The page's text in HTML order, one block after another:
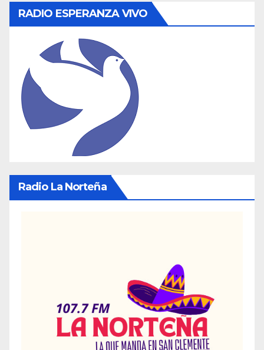
RADIO ESPERANZA VIVO
Radio La Norteña